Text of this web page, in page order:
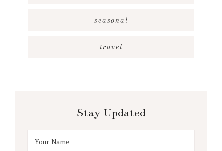
seasonal
travel
Stay Updated